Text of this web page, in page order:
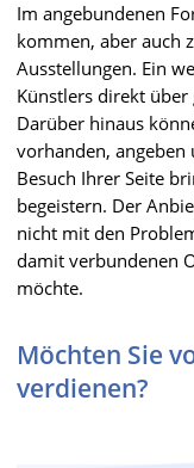
Im angebundenen
kommen, aber auch
Ausstellungen. Ein
Künstlers direkt
Darüber hinaus
vorhanden, angeben
Besuch Ihrer Seite
begeistern. Der
nicht mit den
damit verbundenen
möchte.
Möchten Sie
verdienen?